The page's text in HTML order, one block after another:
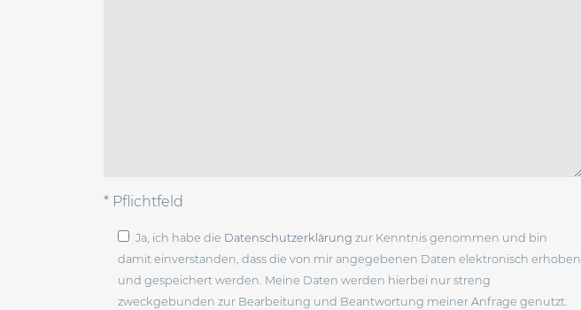
* Pflichtfeld
Ja, ich habe die Datenschutzerklärung zur Kenntnis genommen und bin
damit einverstanden, dass die von mir angegebenen Daten elektronisch erhoben
und gespeichert werden. Meine Daten werden hierbei nur streng
zweckgebunden zur Bearbeitung und Beantwortung meiner Anfrage genutzt.